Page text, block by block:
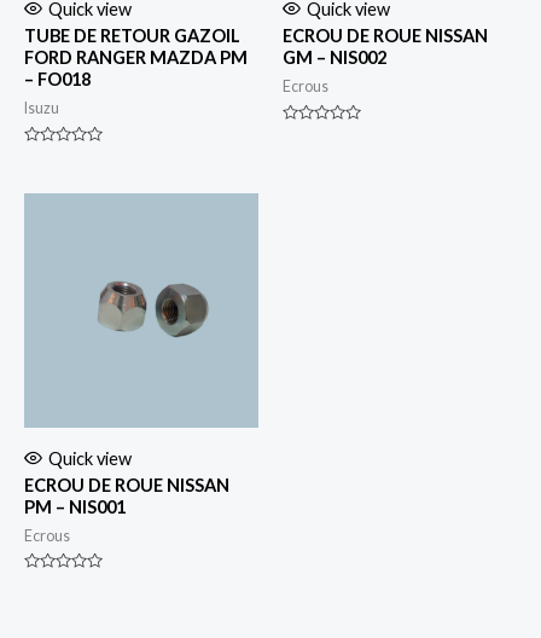
Quick view
TUBE DE RETOUR GAZOIL
FORD RANGER MAZDA PM
– FO018
Isuzu
Quick view
ECROU DE ROUE NISSAN
GM – NIS002
Ecrous
Quick view
ECROU DE ROUE NISSAN
PM – NIS001
Ecrous